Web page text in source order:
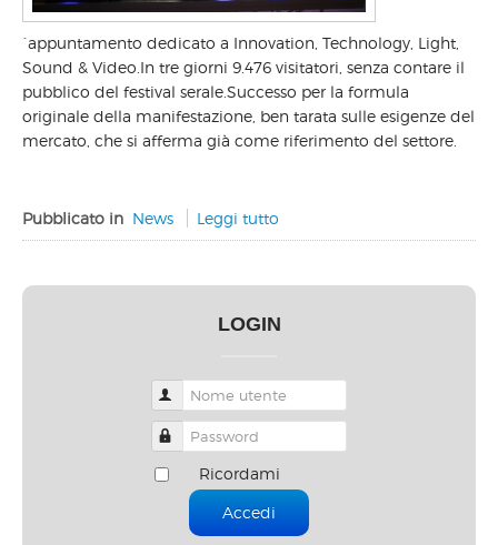
´appuntamento dedicato a Innovation, Technology, Light,
Sound & Video.In tre giorni 9.476 visitatori, senza contare il
pubblico del festival serale.Successo per la formula
originale della manifestazione, ben tarata sulle esigenze del
mercato, che si afferma già come riferimento del settore.
Pubblicato in News Leggi tutto
LOGIN
Nome utente
Password
Ricordami
Accedi